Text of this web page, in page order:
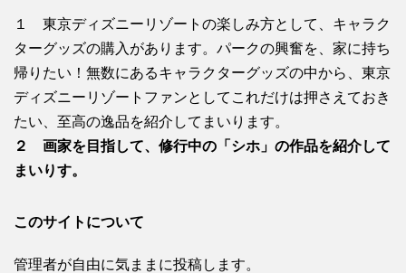
１ 東京ディズニーリゾートの楽しみ方として、キャラク
ターグッズの購入があります。パークの興奮を、家に持ち
帰りたい！無数にあるキャラクターグッズの中から、東京
ディズニーリゾートファンとしてこれだけは押さえておき
たい、至高の逸品を紹介してまいります。
２ 画家を目指して、修行中の「シホ」の作品を紹介して
まいりす。
このサイトについて
管理者が自由に気ままに投稿します。